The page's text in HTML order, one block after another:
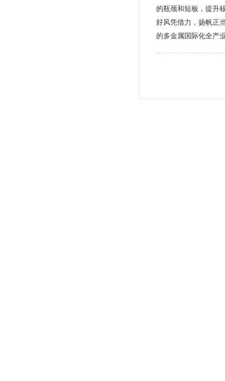
的瓶颈和短板，提升
好风凭借力，扬帆正
的多金属国际化全产